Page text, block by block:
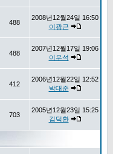
488
2008년12월24일 16:50
이광근
488
2007년12월17일 19:06
이우석
412
2006년12월22일 12:52
박대준
703
2005년12월23일 15:25
김덕환